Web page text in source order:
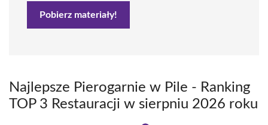
Pobierz materiały!
Najlepsze Pierogarnie w Pile - Ranking
TOP 3 Restauracji w sierpniu 2026 roku